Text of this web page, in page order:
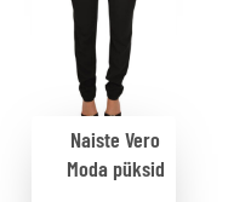
Naiste Vero
Moda püksid